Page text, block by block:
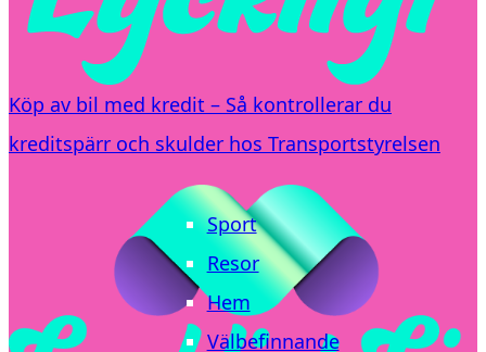
Köp av bil med kredit – Så kontrollerar du
kreditspärr och skulder hos Transportstyrelsen
Sport
Resor
Hem
Välbefinnande